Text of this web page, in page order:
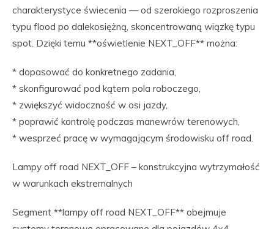
charakterystyce świecenia — od szerokiego rozproszenia
typu flood po dalekosiężną, skoncentrowaną wiązkę typu
spot. Dzięki temu **oświetlenie NEXT_OFF** można:
* dopasować do konkretnego zadania,
* skonfigurować pod kątem pola roboczego,
* zwiększyć widoczność w osi jazdy,
* poprawić kontrolę podczas manewrów terenowych,
* wesprzeć pracę w wymagającym środowisku off road.
Lampy off road NEXT_OFF – konstrukcyjna wytrzymałość
w warunkach ekstremalnych
Segment **lampy off road NEXT_OFF** obejmuje